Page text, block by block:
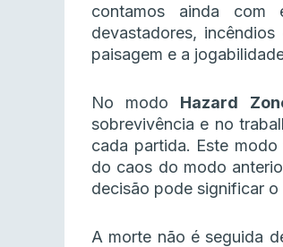
contamos ainda com
devastadores,
paisagem e a
No modo Hazard
sobrevivência e no
cada partida. Este
do caos do modo
decisão pode significar o
A morte não é seguida